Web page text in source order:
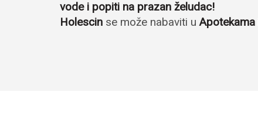
vode i popiti na prazan želudac!
Holescin se može nabaviti uApotekama